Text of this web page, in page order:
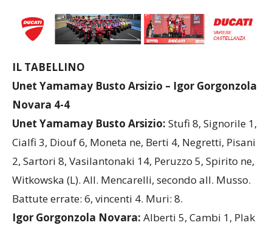
IL TABELLINO
Unet Yamamay Busto Arsizio – Igor Gorgonzola
Novara 4-4
Unet Yamamay Busto Arsizio:
Battute errate: 6, vincenti 4. Muri: 8.